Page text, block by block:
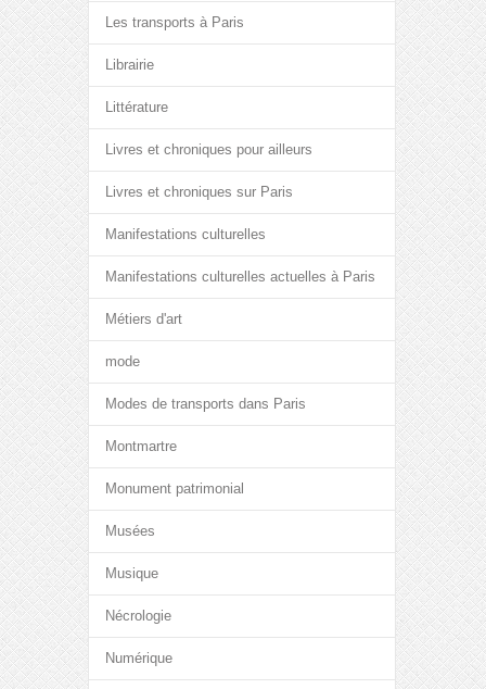
Les transports à Paris
Librairie
Littérature
Livres et chroniques pour ailleurs
Livres et chroniques sur Paris
Manifestations culturelles
Manifestations culturelles actuelles à Paris
Métiers d'art
mode
Modes de transports dans Paris
Montmartre
Monument patrimonial
Musées
Musique
Nécrologie
Numérique